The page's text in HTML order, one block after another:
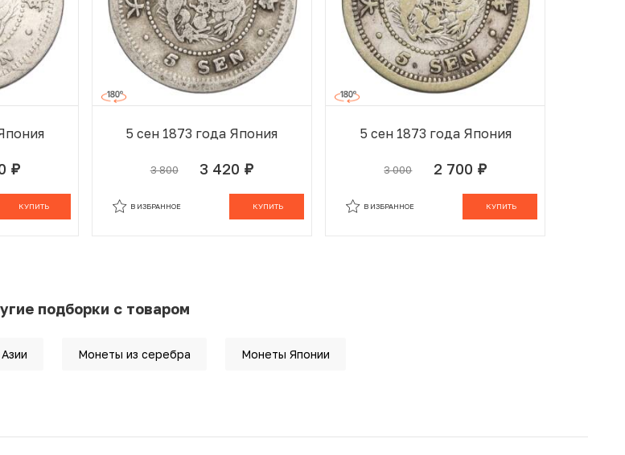
руб.
КУПИТЬ
5 сен 1873 года Япония
3 800 3 420 руб.
КУПИТЬ
В ИЗБРАННОЕ
5 сен 1873 года Япония
3 000 2 700 руб.
КУПИТЬ
В ИЗБРАННОЕ
подборки с товаром
Монеты из серебра Монеты Японии